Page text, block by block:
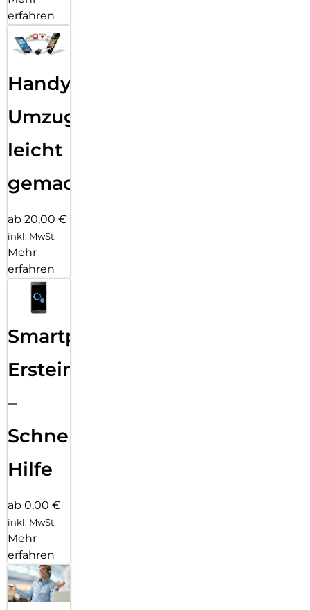
erfahren
Handy
Umzug
leicht
gemacht!
ab 20,00 €
inkl. MwSt.
Mehr
erfahren
Smartphone
Ersteinrichtung
–
Schnelle
Hilfe
ab 0,00 €
inkl. MwSt.
Mehr
erfahren